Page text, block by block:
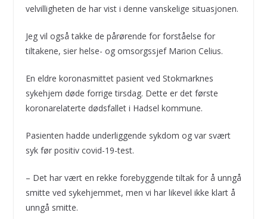
velvilligheten de har vist i denne vanskelige situasjonen.
Jeg vil også takke de pårørende for forståelse for
tiltakene, sier helse- og omsorgssjef Marion Celius.
En eldre koronasmittet pasient ved Stokmarknes
sykehjem døde forrige tirsdag. Dette er det første
koronarelaterte dødsfallet i Hadsel kommune.
Pasienten hadde underliggende sykdom og var svært
syk før positiv covid-19-test.
– Det har vært en rekke forebyggende tiltak for å unngå
smitte ved sykehjemmet, men vi har likevel ikke klart å
unngå smitte.